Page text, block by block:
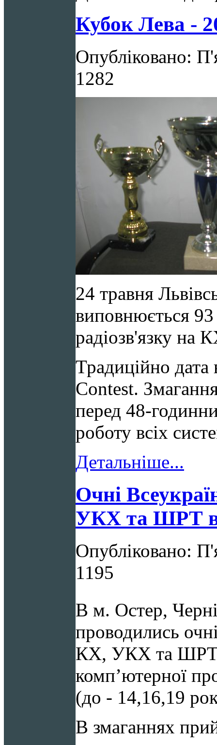
Кубок Лева -
Опубліковано:
1282
24 травня
виповнюється
радіозв'язку
Традиційно
Contest.
перед 48-
роботу всіх
Детальніше...
Очні
УКХ та ШРТ в
Опубліковано:
1195
В м. Остер,
проводились
КХ, УКХ та ШРТ
комп’ютерної
(до - 14,16,19
В змаганнях